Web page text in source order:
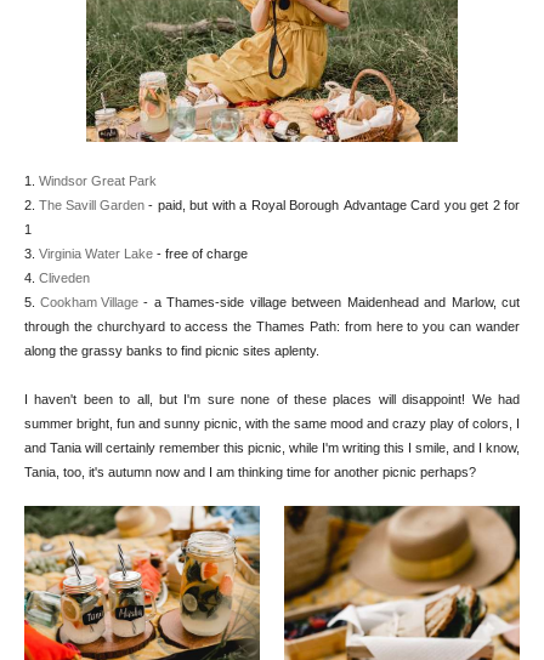
1. Windsor Great Park
2. The Savill Garden - paid, but with a Royal Borough Advantage Card you get 2 for
1
3. Virginia Water Lake - free of charge
4. Cliveden
5. Cookham Village - a Thames-side village between Maidenhead and Marlow, cut
through the churchyard to access the Thames Path: from here to you can wander
along the grassy banks to find picnic sites aplenty.
I haven't been to all, but I'm sure none of these places will disappoint! We had
summer bright, fun and sunny picnic, with the same mood and crazy play of colors, I
and Tania will certainly remember this picnic, while I'm writing this I smile, and I know,
Tania, too, it's autumn now and I am thinking time for another picnic perhaps?